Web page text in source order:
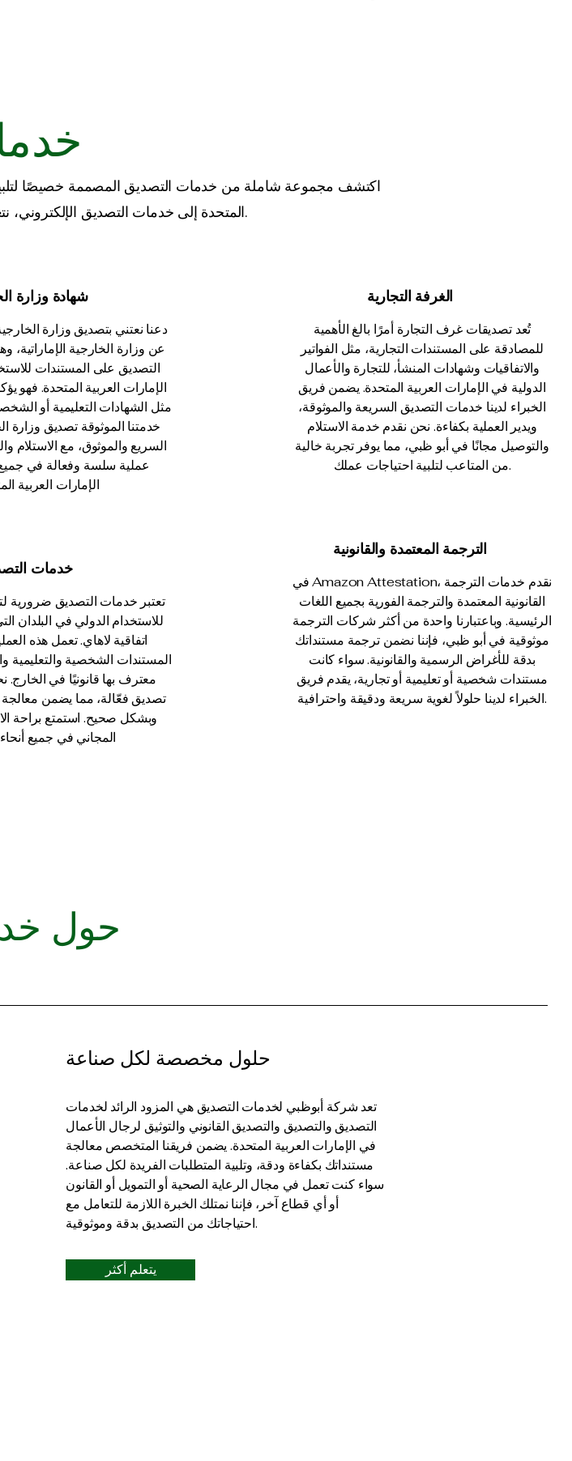
اكتشف مجموعة شاملة من خدمات التصديق المصممة خصيصًا لتلبية
المتحدة إلى خدمات التصديق الإلكتروني، نتعامل مع كل ذلك بدقة وخبرة.
شهادة وزارة
دعنا نعتني بتصديق وزارة
عن وزارة الخارجية
التصديق على المستندات
الإمارات العربية المتحدة. فهو
مثل الشهادات التعليمية أو
خدمتنا الموثوقة تصديق وزارة
السريع والموثوق، مع الاستلام
عملية سلسة وفعالة في جميع
الإمارات العربية
خدمات
تعتبر خدمات التصديق ضرورية
للاستخدام الدولي في البلدان
اتفاقية لاهاي. تعمل هذه
المستندات الشخصية والتعليمية
معترف بها قانونيًا في
تصديق فعّالة، مما يضمن
وبشكل صحيح. استمتع براحة
المجاني في جميع
الغرفة التجارية
تُعد تصديقات غرف التجارة أمرًا بالغ الأهمية
للمصادقة على المستندات التجارية، مثل الفواتير
والاتفاقيات وشهادات المنشأ، للتجارة والأعمال
الدولية في الإمارات العربية المتحدة. يضمن فريق
الخبراء لدينا خدمات التصديق السريعة والموثوقة،
ويدير العملية بكفاءة. نحن نقدم خدمة الاستلام
والتوصيل مجانًا في أبو ظبي، مما يوفر تجربة خالية
من المتاعب لتلبية احتياجات عملك.
الترجمة المعتمدة والقانونية
في Amazon Attestation، نقدم خدمات الترجمة
القانونية المعتمدة والترجمة الفورية بجميع اللغات
الرئيسية. وباعتبارنا واحدة من أكثر شركات الترجمة
موثوقية في أبو ظبي، فإننا نضمن ترجمة مستنداتك
بدقة للأغراض الرسمية والقانونية. سواء كانت
مستندات شخصية أو تعليمية أو تجارية، يقدم فريق
الخبراء لدينا حلولاً لغوية سريعة ودقيقة واحترافية.
حول
حلول مخصصة لكل صناعة
تعد شركة أبوظبي لخدمات التصديق هي المزود الرائد لخدمات
التصديق والتصديق والتصديق القانوني والتوثيق لرجال الأعمال
في الإمارات العربية المتحدة. يضمن فريقنا المتخصص معالجة
مستنداتك بكفاءة ودقة، وتلبية المتطلبات الفريدة لكل صناعة.
سواء كنت تعمل في مجال الرعاية الصحية أو التمويل أو القانون
أو أي قطاع آخر، فإننا نمتلك الخبرة اللازمة للتعامل مع
احتياجاتك من التصديق بدقة وموثوقية.
يتعلم أكثر